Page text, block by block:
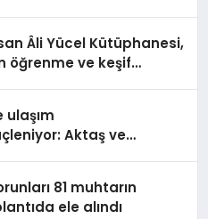
Âli Yücel Kütüphanesi,
öğrenme ve keşif
ulaşım
Aktaş ve
yol yenileme çalışmaları
81 muhtarın
ele alındı